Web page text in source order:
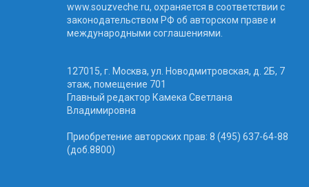
www.souzveche.ru, охраняется в соответствии с
законодательством РФ об авторском праве и
международными соглашениями.
127015, г. Москва, ул. Новодмитровская, д. 2Б, 7
этаж, помещение 701
Главный редактор Камека Светлана
Владимировна
Приобретение авторских прав: 8 (495) 637-64-88
(доб.8800)